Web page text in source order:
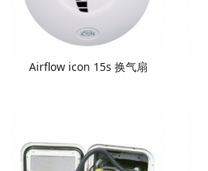
Airflow icon 15s 换气扇